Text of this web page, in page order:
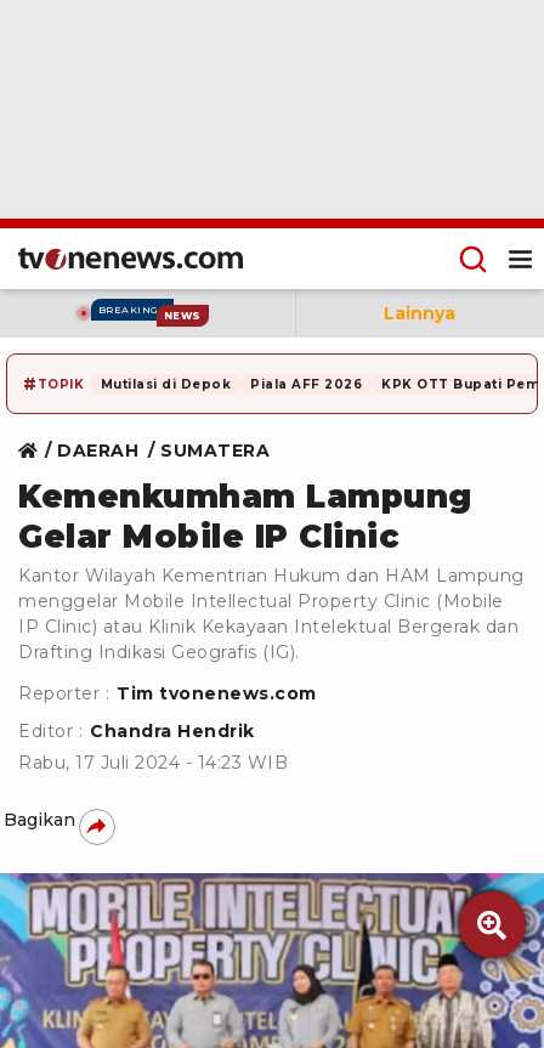
BREAKING NEWS Lainnya
# TOPIK Mutilasi di Depok Piala AFF 2026 KPK OTT Bupati
DAERAH SUMATERA
Kemenkumham Lampung
Gelar Mobile IP Clinic
Kantor Wilayah Kementrian Hukum dan HAM Lampung
menggelar Mobile Intellectual Property Clinic (Mobile
IP Clinic) atau Klinik Kekayaan Intelektual Bergerak dan
Drafting Indikasi Geografis (IG).
Reporter : Tim tvonenews.com
Editor : Chandra Hendrik
Rabu, 17 Juli 2024 - 14:23 WIB
Bagikan
